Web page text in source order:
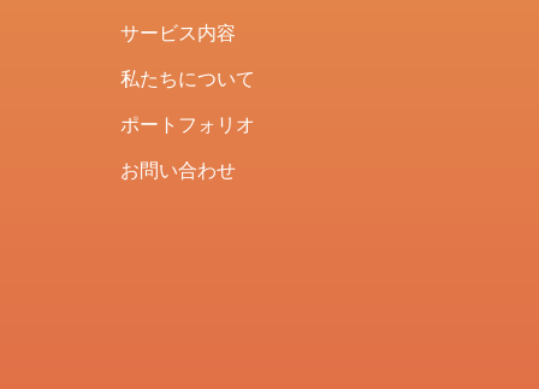
サービス内容
私たちについて
ポートフォリオ
お問い合わせ